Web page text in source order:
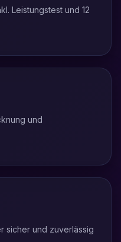
Leistungstest und 12
und
sicher und zuverlässig